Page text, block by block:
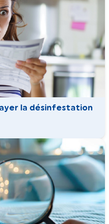
la désinfestation